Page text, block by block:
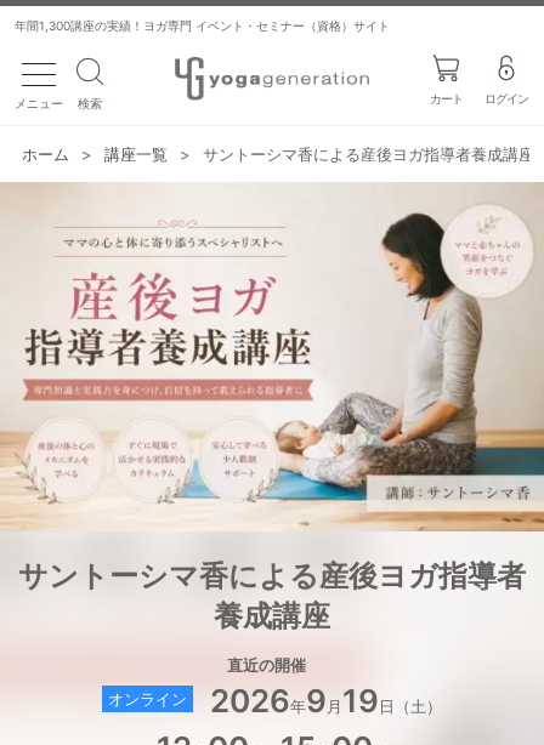
年間1,300講座の実績！ヨガ専門 イベント・セミナー（資格）サイト
toggle navigation
メニュー 検索 カート ログイン
ホーム > 講座一覧 > サントーシマ香による産後ヨガ指導者養成講座
サントーシマ香による産後ヨガ指導者
養成講座
直近の開催
オンライン
2026年9 月 19日（土）